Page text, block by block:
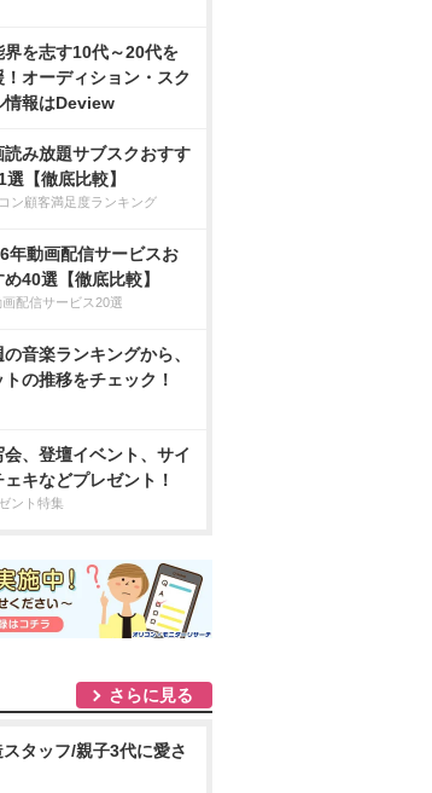
界を志す10代～20代を
！オーディション・スク
情報はDeview
読み放題サブスクおすす
選【徹底比較】
ン顧客満足度ランキング
年動画配信サービスお
40選【徹底比較】
配信サービス20選
音楽ランキングから、
トの推移をチェック！
会、登壇イベント、サイ
ェキなどプレゼント！
ント特集
さらに見る
タッフ/親子3代に愛さ